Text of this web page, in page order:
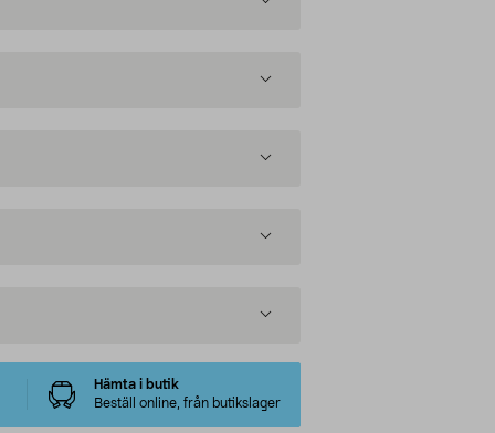
Hämta i butik
Beställ online, från butikslager